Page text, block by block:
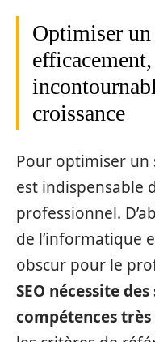
Optimiser
croissance
Pour optimiser un
est indispensable
professionnel.
de l’informatique
obscur pour le
SEO nécessite
compétences